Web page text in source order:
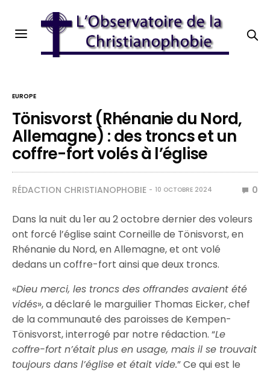
EUROPE
Tönisvorst (Rhénanie du Nord,
Allemagne) : des troncs et un
coffre-fort volés à l’église
RÉDACTION CHRISTIANOPHOBIE 10 OCTOBRE 2024 0
Dans la nuit du 1er au 2 octobre dernier des voleurs
ont forcé l’église saint Corneille de Tönisvorst, en
Rhénanie du Nord, en Allemagne, et ont volé
dedans un coffre-fort ainsi que deux troncs.
«Dieu merci, les troncs des offrandes avaient été
vidés», a déclaré le marguilier Thomas Eicker, chef
de la communauté des paroisses de Kempen-
Tönisvorst, interrogé par notre rédaction. “Le
coffre-fort n’était plus en usage, mais il se trouvait
toujours dans l’église et était vide.” Ce qui est le